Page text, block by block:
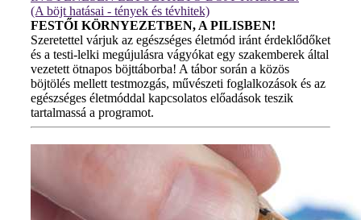
(A böjt hatásai - tények és tévhitek)
FESTŐI KÖRNYEZETBEN, A PILISBEN!
Szeretettel várjuk az egészséges életmód iránt érdeklődőket
és a testi-lelki megújulásra vágyókat egy szakemberek által
vezetett ötnapos böjttáborba! A tábor során a közös
böjtölés mellett testmozgás, művészeti foglalkozások és az
egészséges életmóddal kapcsolatos előadások teszik
tartalmassá a programot.